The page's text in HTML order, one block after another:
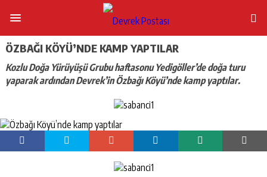
ÖZBAĞI KÖYÜ’NDE KAMP YAPTILAR
Kozlu Doğa Yürüyüşü Grubu haftasonu Yedigöller’de doğa turu
yaparak ardından Devrek’in Özbağı Köyü’nde kamp yaptılar.